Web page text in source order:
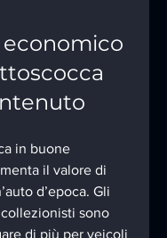
economico
in buone
il valore di
d’epoca. Gli
sono
di più per veicoli